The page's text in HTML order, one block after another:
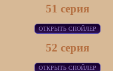
51 серия
52 серия